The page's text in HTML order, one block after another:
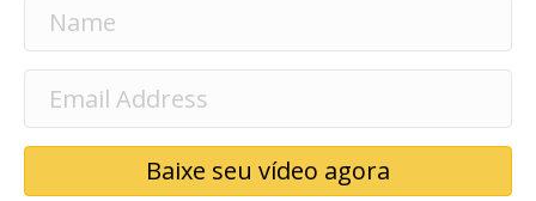
Baixe seu vídeo agora